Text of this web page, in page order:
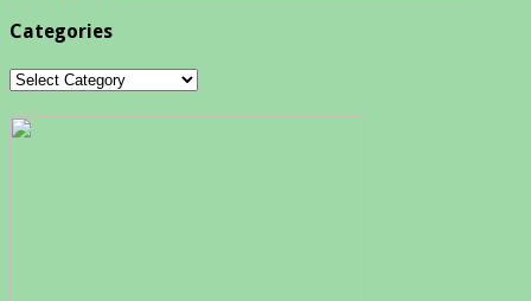
Categories
Categories